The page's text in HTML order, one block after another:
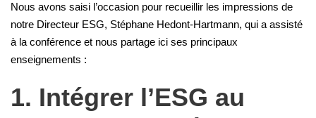
Nous avons saisi l’occasion pour recueillir les impressions de
notre Directeur ESG, Stéphane Hedont-Hartmann, qui a assisté
à la conférence et nous partage ici ses principaux
enseignements :
1. Intégrer l’ESG au